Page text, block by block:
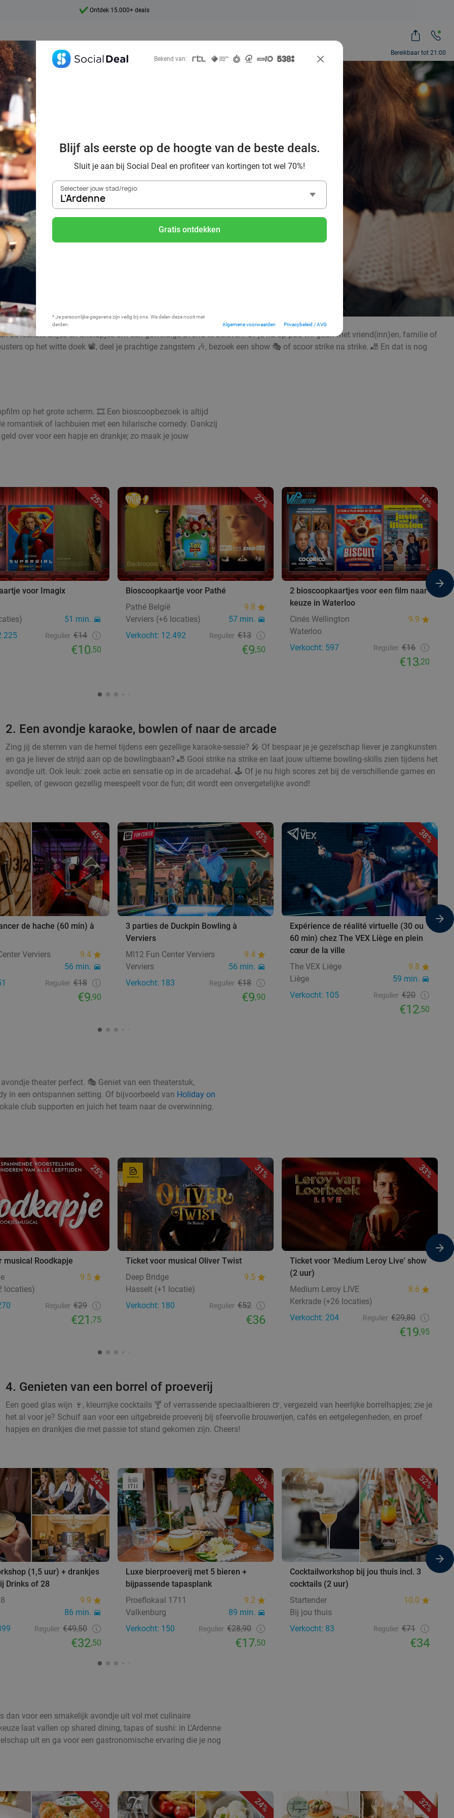
Bereikbaar tot 21:00
in regio L'Ardenne? 6x
voor een topavond
L'Ardenne
Bekend van:
Blijf als eerste op de hoogte van de beste deals.
Sluit je aan bij Social Deal en profiteer van kortingen tot wel 70%!
Selecteer jouw stad/regio:
L'Ardenne
Gratis ontdekken
* Je persoonlijke gegevens zijn veilig bij ons. We delen deze nooit met
derden.
Algemene voorwaarden Privacybeleid / AVG
de leukste uitjes en uitstapjes om een geweldige avond te beleven! Of je nu op pad wil gaan met vriend(inn)en, familie of
op het witte doek 📽️, deel je prachtige zangstem 🎶, bezoek een show 🎭 of scoor strike na strike. 🎳 En dat is nog
op het grote scherm. 🎞️ Een bioscoopbezoek is altijd
romantiek of lachbuien met een hilarische comedy. Dankzij
over voor een hapje en drankje; zo maak je jouw
25%
voor Imagix
51 min.
Regulier €14
€10,50
27%
Bioscoopkaartje voor Pathé
Pathé België
9.8
Verviers (+6 locaties)
57 min.
Verkocht: 12.492
Regulier €13
€9,50
18%
2 bioscoopkaartjes voor een film naar
keuze in Waterloo
Cinés Wellington
9.9
Waterloo
Verkocht: 597
Regulier €16
€13,20
2. Een avondje karaoke, bowlen of naar de arcade
Zing jij de sterren van de hemel tijdens een gezellige karaoke-sessie? 🎤 Of bespaar je je gezelschap liever je zangkunsten
en ga je liever de strijd aan op de bowlingbaan? 🎳 Gooi strike na strike en laat jouw ultieme bowling-skills zien tijdens het
avondje uit. Ook leuk: zoek actie en sensatie op in de arcadehal. 🕹️ Of je nu high scores zet bij de verschillende games en
spellen, of gewoon gezellig meespeelt voor de fun; dit wordt een onvergetelijke avond!
45%
de hache (60 min) à
Verviers
9.4
56 min.
Regulier €18
€9,90
45%
3 parties de Duckpin Bowling à
Verviers
MI12 Fun Center Verviers
9.4
Verviers
56 min.
Verkocht: 183
Regulier €18
€9,90
38%
Expérience de réalité virtuelle (30 ou
60 min) chez The VEX Liège en plein
cœur de la ville
The VEX Liège
9.8
Liège
59 min.
Verkocht: 105
Regulier €20
€12,50
theater perfect. 🎭 Geniet van een theaterstuk,
in een ontspannen setting. Of bijvoorbeeld van Holiday on
club supporten en juich het team naar de overwinning.
25%
musical Roodkapje
9.5
locaties)
Regulier €29
€21 ,75
31%
Ticket voor musical Oliver Twist
Deep Bridge
9.5
Hasselt (+1 locatie)
Verkocht: 180
Regulier €52
€36
33%
Ticket voor 'Medium Leroy Live' show
(2 uur)
Medium Leroy LIVE
8.6
Kerkrade (+26 locaties)
Verkocht: 204
Regulier €29,80
€19,95
4. Genieten van een borrel of proeverij
Een goed glas wijn 🍷, kleurrijke cocktails 🍸 of verrassende speciaalbieren 🍺, vergezeld van heerlijke borrelhapjes; zie je
het al voor je? Schuif aan voor een uitgebreide proeverij bij sfeervolle brouwerijen, cafés en eetgelegenheden, en proef
hapjes en drankjes die met passie tot stand gekomen zijn. Cheers!
34%
(1,5 uur) + drankjes
Drinks of 28
9.9
86 min.
Regulier €49,50
€32,50
39%
Luxe bierproeverij met 5 bieren +
bijpassende tapasplank
Proeflokaal 1711
9.2
Valkenburg
89 min.
Verkocht: 150
Regulier €28,90
€17,50
52%
Cocktailworkshop bij jou thuis incl. 3
cocktails (2 uur)
Startender
10.0
Bij jou thuis
Verkocht: 83
Regulier €71
€34
dan voor een smakelijk avondje uit vol met culinaire
laat vallen op shared dining, tapas of sushi: in L'Ardenne
uit en ga voor een gastronomische ervaring die je nog
25% 24% 32%